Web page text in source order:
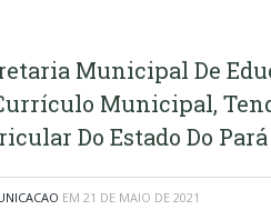
Municipal De
Municipal,
Do Estado Do Pará
EM 21 DE MAIO DE 2021